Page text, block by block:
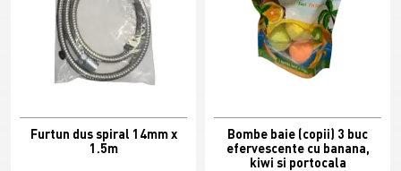
Furtun dus spiral 14mm x
1.5m
Bombe baie (copii) 3 buc
efervescente cu banana,
kiwi si portocala